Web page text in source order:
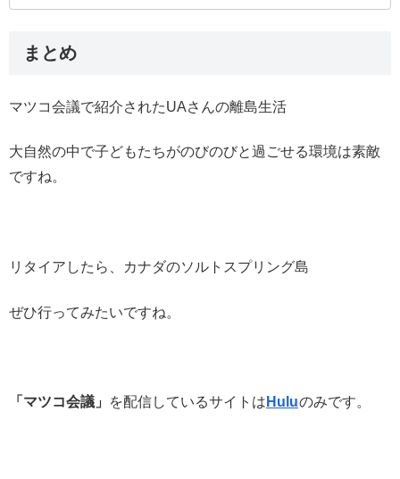
まとめ
マツコ会議で紹介されたUAさんの離島生活
大自然の中で子どもたちがのびのびと過ごせる環境は素敵
ですね。
リタイアしたら、カナダのソルトスプリング島
ぜひ行ってみたいですね。
「マツコ会議」 を配信しているサイトは Huluのみです。